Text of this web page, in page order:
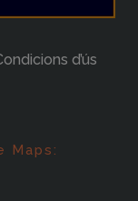
d’ús
Maps: